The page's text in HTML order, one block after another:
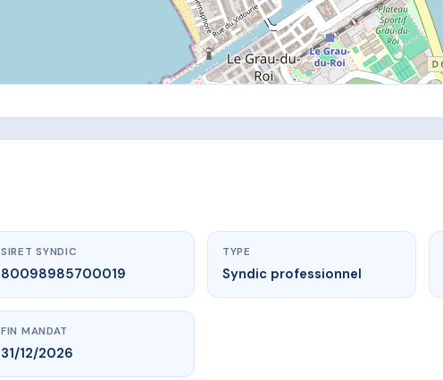
SIRET SYNDIC
80098985700019
TYPE
Syndic professionnel
FIN MANDAT
31/12/2026